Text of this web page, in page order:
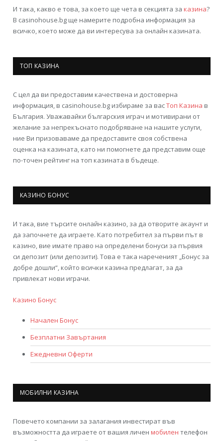
И така, какво е това, за което ще чета в секцията за казина?
В casinohouse.bg ще намерите подробна информация за
всичко, което може да ви интересува за онлайн казината.
ТОП КАЗИНА
С цел да ви предоставим качествена и достоверна
информация, в casinohouse.bg избираме за васТоп Казина в
България. Уважавайки българския играч и мотивирани от
желание за непрекъснато подобряване на нашите услуги,
ние Ви призоваваме да предоставите своя собствена
оценка на казината, като ни помогнете да представим още
по-точен рейтинг на топ казината в бъдеще.
КАЗИНО БОНУС
И така, вие търсите онлайн казино, за да отворите акаунт и
да започнете да играете. Като потребител за първи път в
казино, вие имате право на определени бонуси за първия
си депозит (или депозити). Това е така нареченият „Бонус за
добре дошли“, който всички казина предлагат, за да
привлекат нови играчи.
Казино Бонус
Начален Бонус
Безплатни Завъртания
Ежедневни Оферти
МОБИЛНИ КАЗИНА
Повечето компании за залагания инвестират във
възможността да играете от вашия личен мобилен телефон